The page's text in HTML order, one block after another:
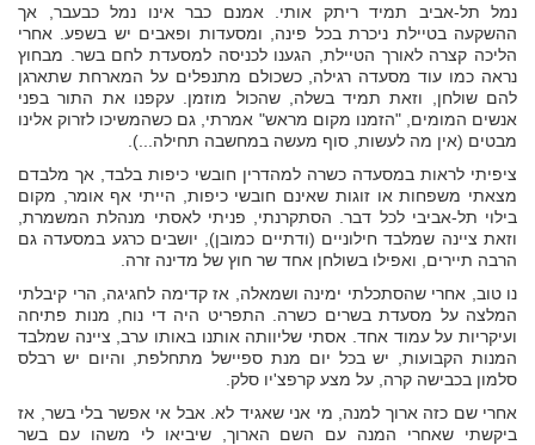
נמל תל-אביב תמיד ריתק אותי. אמנם כבר אינו נמל כבעבר, אך
ההשקעה בטיילת ניכרת בכל פינה, ומסעדות ופאבים יש בשפע. אחרי
הליכה קצרה לאורך הטיילת, הגענו לכניסה למסעדת לחם בשר. מבחוץ
נראה כמו עוד מסעדה רגילה, כשכולם מתנפלים על המארחת שתארגן
להם שולחן, וזאת תמיד בשלה, שהכול מוזמן. עקפנו את התור בפני
אנשים המומים, "הזמנו מקום מראש" אמרתי, גם כשהמשיכו לזרוק אלינו
מבטים (אין מה לעשות, סוף מעשה במחשבה תחילה...).
ציפיתי לראות במסעדה כשרה למהדרין חובשי כיפות בלבד, אך מלבדם
מצאתי משפחות או זוגות שאינם חובשי כיפות, הייתי אף אומר, מקום
בילוי תל-אביבי לכל דבר. הסתקרנתי, פניתי לאסתי מנהלת המשמרת,
וזאת ציינה שמלבד חילוניים (ודתיים כמובן), יושבים כרגע במסעדה גם
הרבה תיירים, ואפילו בשולחן אחד שר חוץ של מדינה זרה.
נו טוב, אחרי שהסתכלתי ימינה ושמאלה, אז קדימה לחגיגה, הרי קיבלתי
המלצה על מסעדת בשרים כשרה. התפריט היה די נוח, מנות פתיחה
ועיקריות על עמוד אחד. אסתי שליוותה אותנו באותו ערב, ציינה שמלבד
המנות הקבועות, יש בכל יום מנת ספיישל מתחלפת, והיום יש רבלס
סלמון בכבישה קרה, על מצע קרפצ'יו סלק.
אחרי שם כזה ארוך למנה, מי אני שאגיד לא. אבל אי אפשר בלי בשר, אז
ביקשתי שאחרי המנה עם השם הארוך, שיביאו לי משהו עם בשר